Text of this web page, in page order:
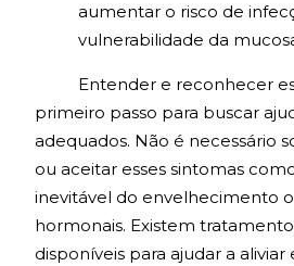
aumentar o risco de
vulnerabilidade da
Entender e reconhecer
primeiro passo para buscar
adequados. Não é necessário
ou aceitar esses sintomas
inevitável do envelhecimento
hormonais. Existem
disponíveis para ajudar a aliviar